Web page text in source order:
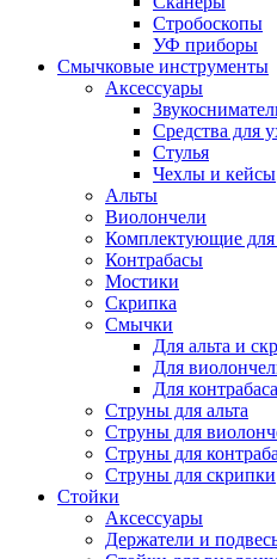
Стробоскопы
УФ приборы
Смычковые инструменты
Аксессуары
Средства для
Стулья
Чехлы и кейсы
Альты
Виолончели
Комплектующие
Контрабасы
Мостики
Скрипка
Смычки
Для альта и
Для
Для контрабаса
Струны для альта
Струны для
Струны для
Струны для скрипки
Стойки
Аксессуары
Держатели и